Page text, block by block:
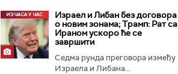
Израел и Либан без договора
о новим зонама; Трамп: Рат са
Ираном ускоро ће се
завршити
Седма рунда преговора између
Израела и Либана...